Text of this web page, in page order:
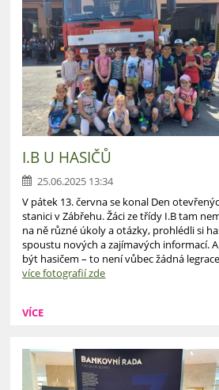
I.B U HASIČŮ
25.06.2025 13:34
V pátek 13. června se konal Den
stanici v Zábřehu. Žáci ze třídy I.B tam
na ně různé úkoly a otázky, prohlédli si
spoustu nových a zajímavých informací.
být hasičem – to není vůbec žádná
více fotografií zde
VÍCE